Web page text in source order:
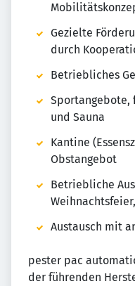
Gezielte
durch
Betriebliches
Sportangebote,
und Sauna
Kantine
Obstangebot
Betriebliche
Austausch mit
pester pac
der führenden